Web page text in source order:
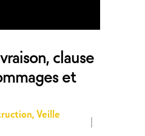
clause
et
,Veille